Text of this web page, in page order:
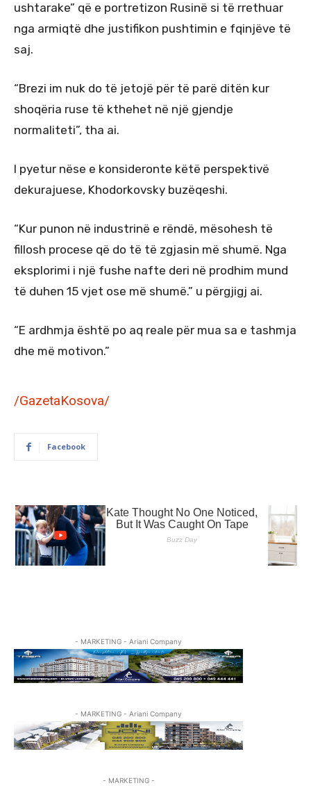
ushtarake” që e portretizon Rusinë si të rrethuar
nga armiqtë dhe justifikon pushtimin e fqinjëve të
saj.
“Brezi im nuk do të jetojë për të parë ditën kur
shoqëria ruse të kthehet në një gjendje
normaliteti”, tha ai.
I pyetur nëse e konsideronte këtë perspektivë
dekurajuese, Khodorkovsky buzëqeshi.
“Kur punon në industrinë e rëndë, mësohesh të
fillosh procese që do të të zgjasin më shumë. Nga
eksplorimi i një fushe nafte deri në prodhim mund
të duhen 15 vjet ose më shumë.” u përgjigj ai.
“E ardhmja është po aq reale për mua sa e tashmja
dhe më motivon.”
/GazetaKosova/
Facebook
- MARKETING - Ariani Company
- MARKETING - Ariani Company
- MARKETING -